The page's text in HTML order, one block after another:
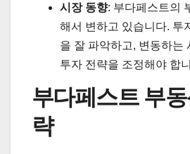
시장 동향: 부다페스트의
해서 변하고 있습니다. 투
을 잘 파악하고, 변동하는
투자 전략을 조정해야 합
부다페스트 부
략